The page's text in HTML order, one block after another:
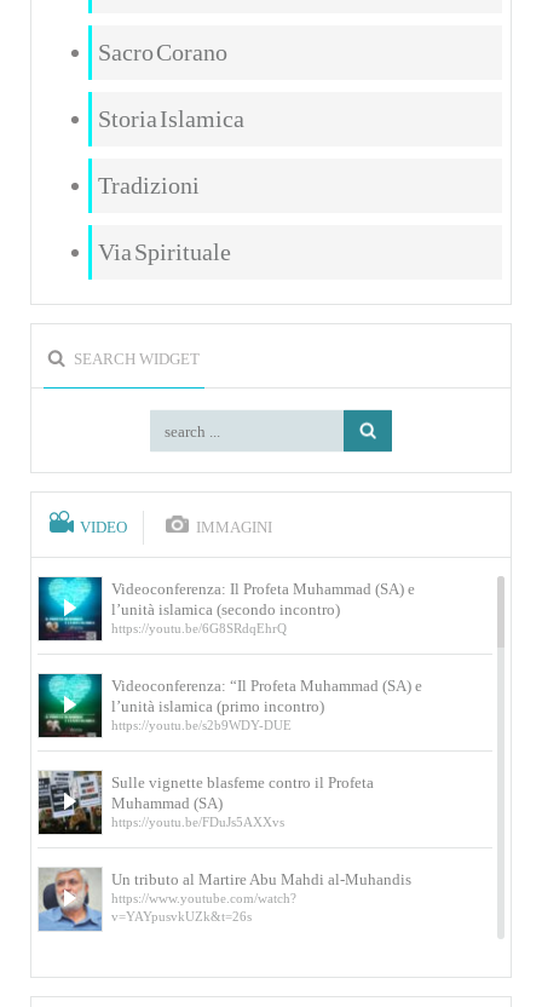
Sacro Corano
Storia Islamica
Tradizioni
Via Spirituale
SEARCH WIDGET
VIDEO IMMAGINI
Videoconferenza: Il Profeta Muhammad (SA) e
l’unità islamica (secondo incontro)
https://youtu.be/6G8SRdqEhrQ
Videoconferenza: “Il Profeta Muhammad (SA) e
l’unità islamica (primo incontro)
https://youtu.be/s2b9WDY-DUE
Sulle vignette blasfeme contro il Profeta
Muhammad (SA)
https://youtu.be/FDuJs5AXXvs
Un tributo al Martire Abu Mahdi al-Muhandis
https://www.youtube.com/watch?
v=YAYpusvkUZk&t=26s
L’Abluzione rituale (wudu) secondo l’Imam Alì
e l’Imam Khomeini